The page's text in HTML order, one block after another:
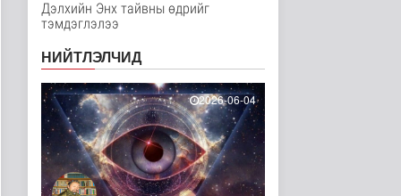
7 цаг 54 минутын өмнө
хэрэгслийн үнэ багагүй
нэмэгдсэ..
Нийгэм
7 цаг 57 минутын өмнө
Турк, Саудын Араб,
Пакистан улсууд
батлан хамгаа..
Дэлхийд 7 цагийн өмнө
Дэлхийн Энх тайвны өдрийг
тэмдэглэлээ
НИЙТЛЭЛЧИД
2026-06-04